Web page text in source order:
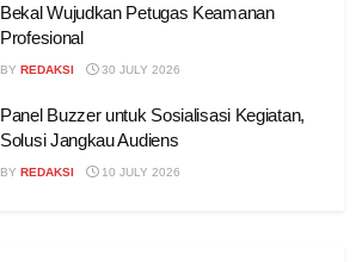
Bekal Wujudkan Petugas Keamanan
Profesional
BY REDAKSI 30 JULY 2026
Panel Buzzer untuk Sosialisasi Kegiatan,
Solusi Jangkau Audiens
BY REDAKSI 10 JULY 2026